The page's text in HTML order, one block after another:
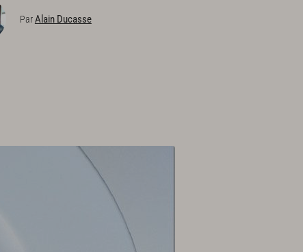
ParAlain Ducasse